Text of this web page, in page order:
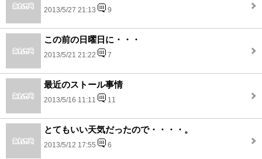
2013/5/27 21:13 9
この前の日曜日に・・・
2013/5/21 21:22 7
最近のストール事情
2013/5/16 11:11 11
とてもいい天気だったので・・・・。
2013/5/12 17:55 6